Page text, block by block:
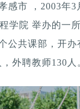
感市 ，2003年
学院 举办的一
公共课部，开
外聘教师130人